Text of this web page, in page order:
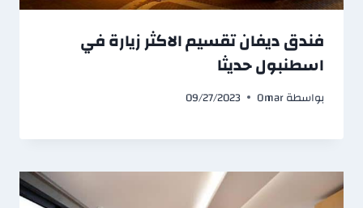
فندق ديفان تقسيم الاكثر زيارة في
اسطنبول حديثا
بواسطةOmar
09/27/2023